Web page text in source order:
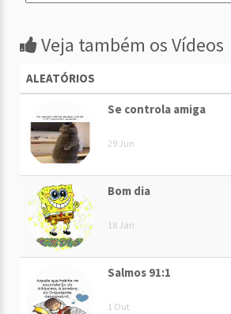
Veja também os Vídeos
ALEATÓRIOS
Se controla amiga
29 Jun
Bom dia
18 Jan
Salmos 91:1
1 Out